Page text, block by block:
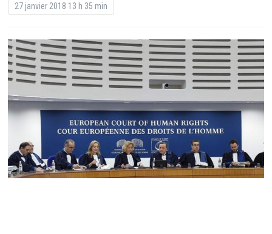
27 janvier 2018 13 h 35 min